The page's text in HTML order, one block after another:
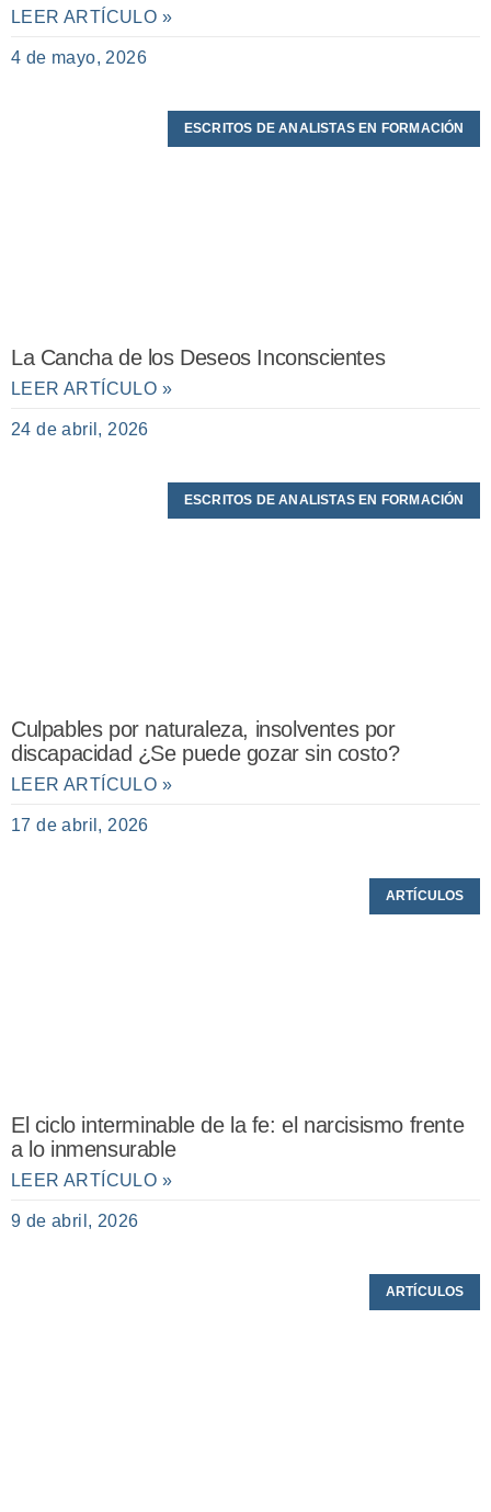
LEER ARTÍCULO »
4 de mayo, 2026
ESCRITOS DE ANALISTAS EN FORMACIÓN
La Cancha de los Deseos Inconscientes
LEER ARTÍCULO »
24 de abril, 2026
ESCRITOS DE ANALISTAS EN FORMACIÓN
Culpables por naturaleza, insolventes por
discapacidad ¿Se puede gozar sin costo?
LEER ARTÍCULO »
17 de abril, 2026
ARTÍCULOS
El ciclo interminable de la fe: el narcisismo frente
a lo inmensurable
LEER ARTÍCULO »
9 de abril, 2026
ARTÍCULOS